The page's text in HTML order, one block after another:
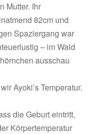
Mutter. Ihr
82cm und
Spaziergang war
– im Wald
ausschau
Ayoki’s Temperatur.
die Geburt eintritt,
Körpertemperatur